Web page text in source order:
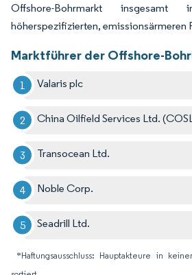
Offshore-Bohrmarkt
höherspezifizierten, emissionsärmeren
Marktführer der Offshore-
Valaris plc
China Oilfield Services Ltd.
Transocean Ltd.
Noble Corp.
Seadrill Ltd.
*Haftungsausschluss: Hauptakteure in